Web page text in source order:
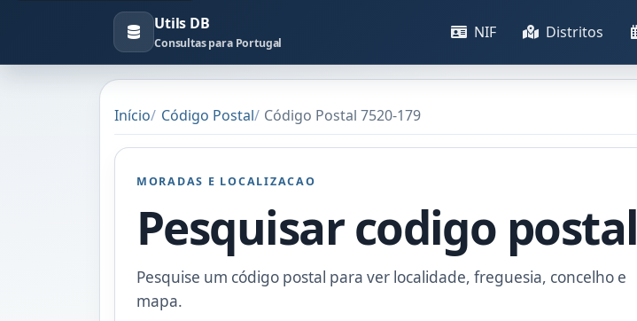
Utils DB
Consultas para Portugal
NIF Distritos
Início Código Postal Código Postal 7520-179
MORADAS E LOCALIZACAO
Pesquisar codigo postal
Pesquise um código postal para ver localidade, freguesia, concelho e
mapa.